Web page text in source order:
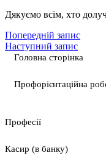
Дякуємо всім, хто
Попередній запис
Наступний запис
Головна сторінка
Профорієнтаційна
Професії
Касир (в банку)